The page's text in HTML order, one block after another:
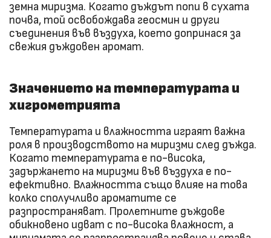
земна миризма. Когато дъждът попи в сухата
почва, той освобождава геосмин и други
съединения във въздуха, което допринася за
свежия дъждовен аромат.
Значението на температурата и
хигрометрията
Температурата и влажността играят важна
роля в производството на миризми след дъжда.
Когато температурата е по-висока,
задържането на миризми във въздуха е по-
ефективно. Влажността също влияе на това
колко сполучливо ароматите се
разпространяват. Пролетните дъждове
обикновено идват с по-висока влажност, а